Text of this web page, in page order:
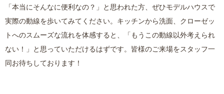
「本当にそんなに便利なの？」と思われた方、ぜひモデルハウスで
実際の動線を歩いてみてください。キッチンから洗面、クローゼッ
トへのスムーズな流れを体感すると、「もうこの動線以外考えられ
ない！」と思っていただけるはずです。皆様のご来場をスタッフ一
同お待ちしております！